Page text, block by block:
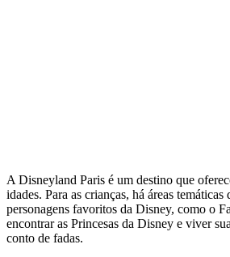
A Disneyland Paris é um destino que
idades. Para as crianças, há áreas temáticas
personagens favoritos da Disney, como o
encontrar as Princesas da Disney e viver
conto de fadas.